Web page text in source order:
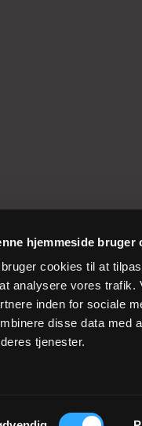
hjemmeside bruger
cookies til at
analysere vores trafik.
inden for sociale
disse data med
tjenester.